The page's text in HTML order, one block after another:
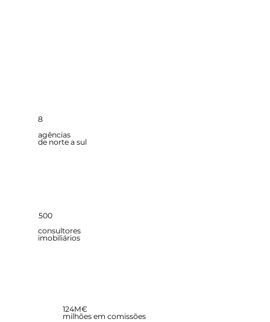
124M€
milhões em comissões
8
agências
de norte a sul
500
consultores
imobiliários